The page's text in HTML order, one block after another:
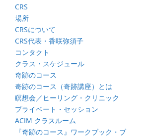
CRS
場所
CRSについて
CRS代表・香咲弥須子
コンタクト
クラス・スケジュール
奇跡のコース
奇跡のコース（奇跡講座）とは
瞑想会／ヒーリング・クリニック
プライベート・セッション
ACIM クラスルーム
『奇跡のコース』ワークブック・ブ